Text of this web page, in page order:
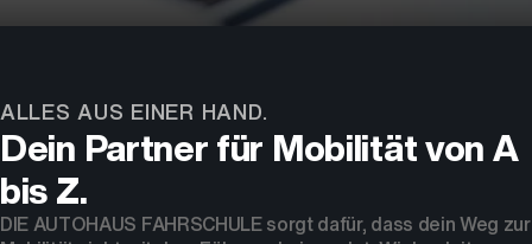
ALLES AUS EINER HAND.
Dein Partner für Mobilität von A
bis Z.
DIE AUTOHAUS FAHRSCHULE sorgt dafür, dass dein Weg zur